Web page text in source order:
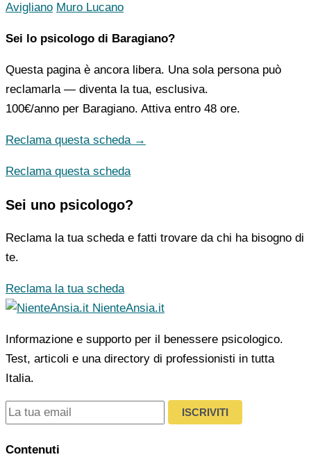
Avigliano Muro Lucano
Sei lo psicologo di Baragiano?
Questa pagina è ancora libera. Una sola persona può
reclamarla — diventa la tua, esclusiva.
100€/anno per Baragiano. Attiva entro 48 ore.
Reclama questa scheda →
Reclama questa scheda
Sei uno psicologo?
Reclama la tua scheda e fatti trovare da chi ha bisogno di
te.
Reclama la tua scheda
NienteAnsia.it
Informazione e supporto per il benessere psicologico.
Test, articoli e una directory di professionisti in tutta
Italia.
ISCRIVITI
Contenuti